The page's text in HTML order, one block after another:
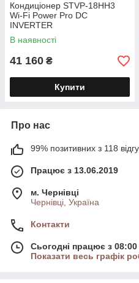
Кондиціонер STVP-18HH3
Wi-Fi Power Pro DC
INVERTER
В наявності
41 160 ₴
Купити
Про нас
99% позитивних з 118
Працює з 13.06.2019
м. Чернівці
Чернівці, Україна
Контакти
Сьогодні працює з
Показати весь графік